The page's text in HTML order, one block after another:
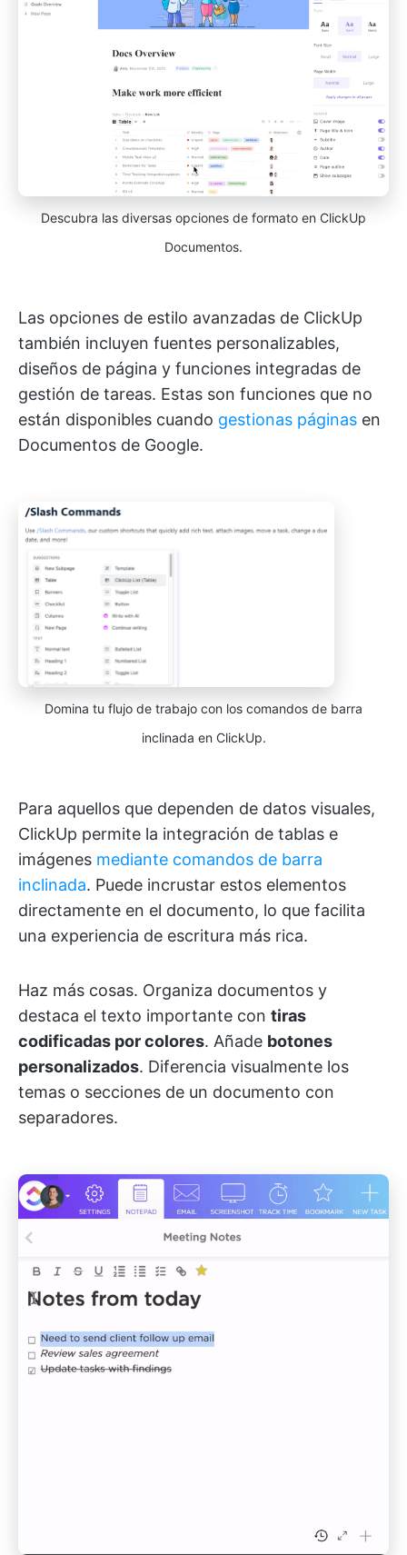
Descubra las diversas opciones de formato en ClickUp
Documentos.
Las opciones de estilo avanzadas de ClickUp
también incluyen fuentes personalizables,
diseños de página y funciones integradas de
gestión de tareas. Estas son funciones que no
están disponibles cuando gestionas páginas en
Documentos de Google.
Domina tu flujo de trabajo con los comandos de barra
inclinada en ClickUp.
Para aquellos que dependen de datos visuales,
ClickUp permite la integración de tablas e
imágenes mediante comandos de barra
inclinada. Puede incrustar estos elementos
directamente en el documento, lo que facilita
una experiencia de escritura más rica.
Haz más cosas. Organiza documentos y
destaca el texto importante con tiras
codificadas por colores. Añade botones
personalizados. Diferencia visualmente los
temas o secciones de un documento con
separadores.